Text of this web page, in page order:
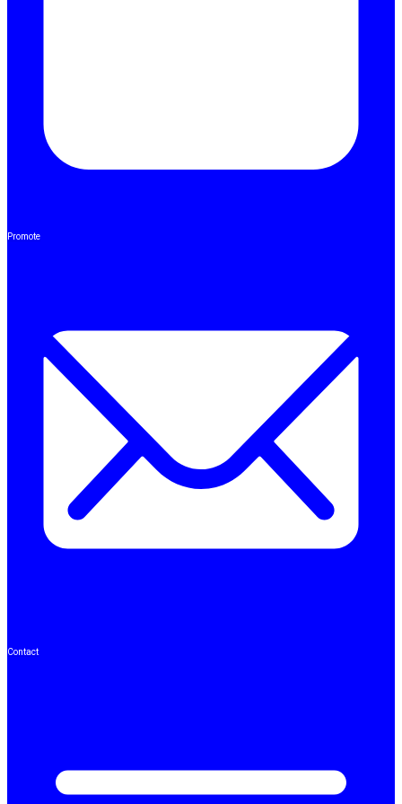
Promote
Contact